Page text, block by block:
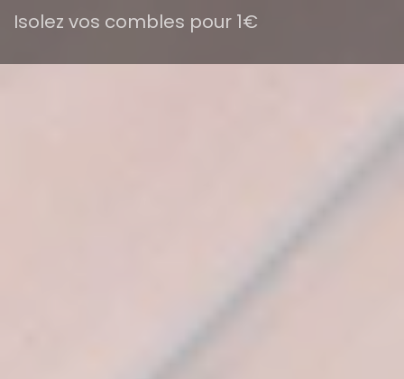
Isolez vos combles pour 1€